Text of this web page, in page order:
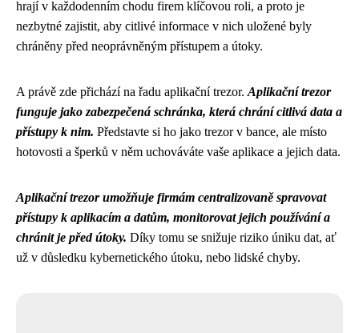
hrají v každodenním chodu firem klíčovou roli, a proto je
nezbytné zajistit, aby citlivé informace v nich uložené byly
chráněny před neoprávněným přístupem a útoky.
A právě zde přichází na řadu aplikační trezor. Aplikační trezor
funguje jako zabezpečená schránka, která chrání citlivá data a
přístupy k nim. Představte si ho jako trezor v bance, ale místo
hotovosti a šperků v něm uchováváte vaše aplikace a jejich data.
Aplikační trezor umožňuje firmám centralizovaně spravovat
přístupy k aplikacím a datům, monitorovat jejich používání a
chránit je před útoky. Díky tomu se snižuje riziko úniku dat, ať
už v důsledku kybernetického útoku, nebo lidské chyby.